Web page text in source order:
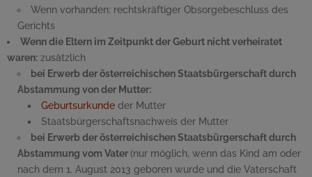
Wenn vorhanden: rechtskräftiger Obsorgebeschluss des
Gerichts
Wenn die Eltern im Zeitpunkt der Geburt nicht verheiratet
waren: zusätzlich
bei Erwerb der österreichischen Staatsbürgerschaft durch
Abstammung von der Mutter:
Geburtsurkunde der Mutter
Staatsbürgerschaftsnachweis der Mutter
bei Erwerb der österreichischen Staatsbürgerschaft durch
Abstammung vom Vater(nur möglich, wenn das Kind am oder
nach dem 1. August 2013 geboren wurde und die Vaterschaft